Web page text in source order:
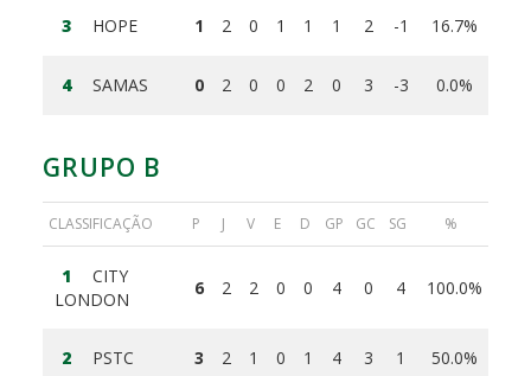
3 HOPE 1 2 0 1 1 1 2 -1 16.7%
4 SAMAS 0 2 0 0 2 0 3 -3 0.0%
GRUPO B
CLASSIFICAÇÃO P J V E D GP GC SG %
1
CITY
LONDON
6 2 2 0 0 4 0 4 100.0%
2 PSTC 3 2 1 0 1 4 3 1 50.0%